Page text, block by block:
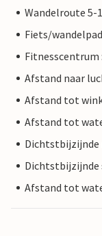
Wandelroute 5-
Fiets/
Fitnesscentrum
Afstand naar
Afstand tot
Afstand tot
Dichtstbijzijnde
Dichtstbijzijnde
Afstand tot